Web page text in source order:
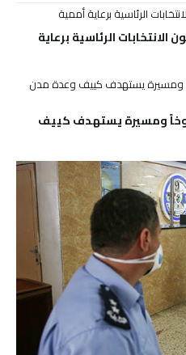
الرئاسية برعاية
واسع بـ 459 صاروخاً ومسيرة يستهدف كييف